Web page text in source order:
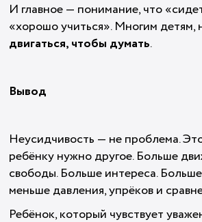
И главное — понимание, что
«хорошо учиться». Многим детям,
двигаться, чтобы думать.
Вывод
Неусидчивость — не проблема.
ребёнку нужно другое. Больше
свободы. Больше интереса.
меньше давления, упрёков и
Ребёнок, который чувствует